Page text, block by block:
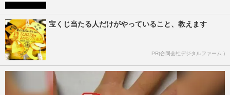
宝くじ当たる人だけがやっていること、教えます
PR(合同会社デジタルファーム )